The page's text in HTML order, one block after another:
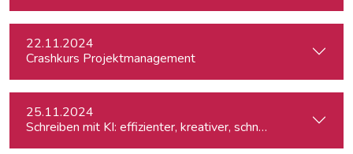
22.11.2024
Crashkurs Projektmanagement
25.11.2024
Schreiben mit KI: effizienter, kreativer, schneller